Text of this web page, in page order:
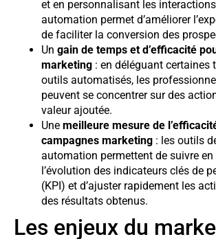
et en personnalisant les
automation permet d’améliorer
de faciliter la conversion des
Un gain de temps et d’efficacité
marketing : en déléguant certaines
outils automatisés, les
peuvent se concentrer sur des
valeur ajoutée.
Une meilleure mesure de
campagnes marketing : les outils
automation permettent de suivre en
l’évolution des indicateurs clés de
(KPI) et d’ajuster rapidement les
des résultats obtenus.
Les enjeux du